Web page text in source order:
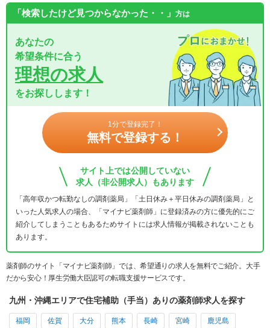
「検索したけど見つからなかった・・」 方は
あなたの
希望条件に合う
理想の求人
をお探しします！
1分で登録完了！
無料で登録する！
サイト上では公開していない
求人（非公開求人）もあります
「高年収かつ転勤なしの調剤薬局」「土日休み＋平日休みの調剤薬局」と
いった人気求人の場合、「マイナビ薬剤師」に登録済みの方に優先的にご
紹介してしまうこともあるためサイトには求人情報が掲載されないことも
あります。
薬剤師のサイト「マイナビ薬剤師」では、希望通りの求人を無料でご紹介。大手
だから安心！厚生労働大臣認可の転職支援サービスです。
九州・沖縄エリアで住宅補助（手当）ありの薬剤師求人を探す
福岡 佐賀 大分 熊本 長崎 宮崎 鹿児島